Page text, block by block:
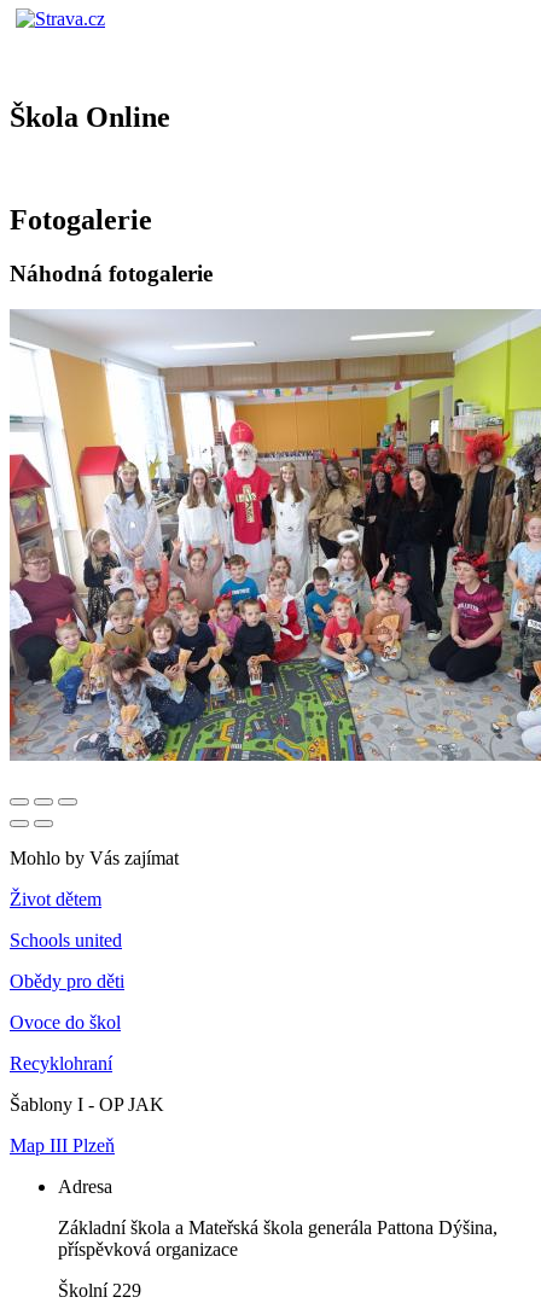
Škola Online
Fotogalerie
Náhodná fotogalerie
Mohlo by Vás zajímat
Život dětem
Schools united
Obědy pro děti
Ovoce do škol
Recyklohraní
Šablony I - OP JAK
Map III Plzeň
Adresa
Základní škola a Mateřská škola generála Pattona Dýšina,
příspěvková organizace
Školní 229